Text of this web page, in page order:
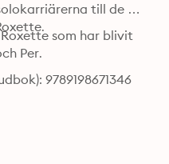
till de
som har blivit
Per.
9789198671346